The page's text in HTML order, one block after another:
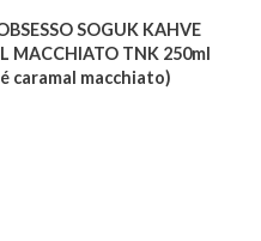
SOGUK KAHVE
MACCHIATO TNK 250ml
caramal macchiato)